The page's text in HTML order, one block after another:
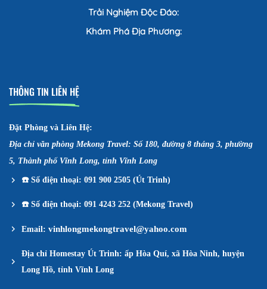
Trải Nghiệm Độc Đáo:
Khám Phá Địa Phương:
THÔNG TIN LIÊN HỆ
Đặt Phòng và Liên Hệ:
Địa chỉ văn phòng Mekong Travel: Số 180, đường 8 tháng 3, phường
5, Thành phố Vĩnh Long, tỉnh Vĩnh Long
☎️Số điện thoại: 091 900 2505 (Út Trinh)
☎️Số điện thoại: 091 4243 252 (Mekong Travel)
Email: vinhlongmekongtravel@yahoo.com
Địa chỉ Homestay Út Trinh: ấp Hòa Quí, xã Hòa Ninh, huyện
Long Hồ, tỉnh Vĩnh Long